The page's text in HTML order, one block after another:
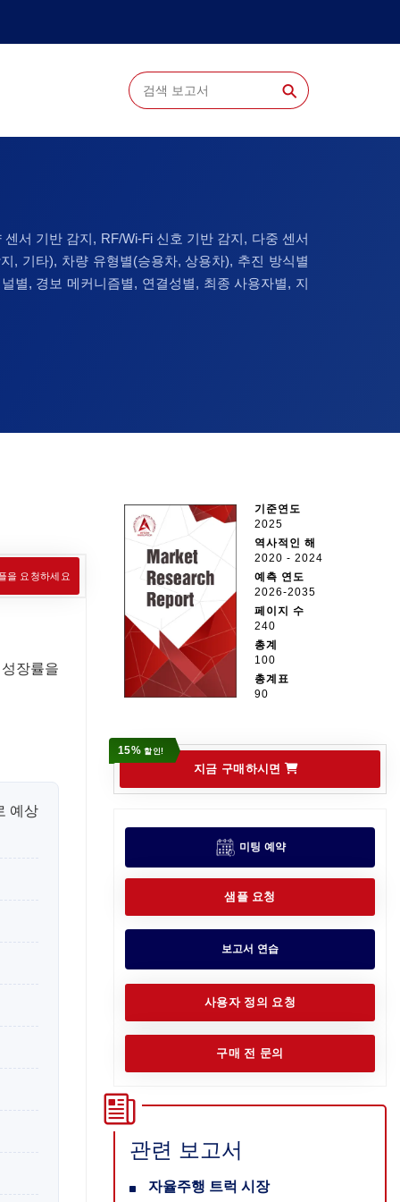
⚲
서 기반 감지, RF/Wi-Fi 신호 기반 감지, 다중 센서
, 기타), 차량 유형별(승용차, 상용차), 추진 방식별
별, 경보 메커니즘별, 연결성별, 최종 사용자별, 지
을 요청하세요
장률을
예상
기준연도
2025
역사적인 해
2020 - 2024
예측 연도
2026-2035
페이지 수
240
총계
100
총계표
90
지금 구매하시면
15%할인!
미팅 예약
샘플 요청
보고서 연습
사용자 정의 요청
구매 전 문의
관련 보고서
자율주행 트럭 시장